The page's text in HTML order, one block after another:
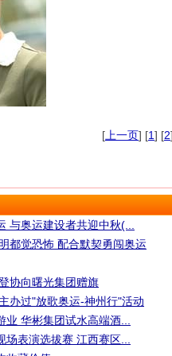
[ 上一页] [1] [2
与奥运建设者共迎中秋(...
都觉恐怖 配合默契勇闯奥运
协向曙光集团赠旗
办过"放歌奥运-神州行"活动
华彬集团试水高端酒...
表演选拔赛 江西赛区...